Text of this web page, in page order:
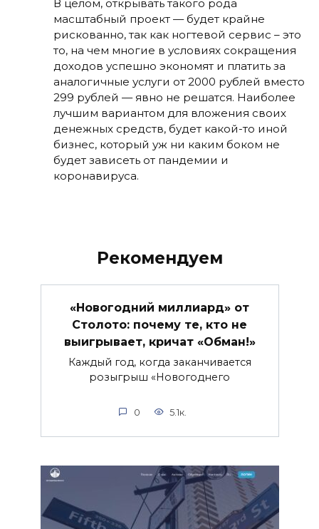
В целом, открывать такого рода
масштабный проект — будет крайне
рискованно, так как ногтевой сервис – это
то, на чем многие в условиях сокращения
доходов успешно экономят и платить за
аналогичные услуги от 2000 рублей вместо
299 рублей — явно не решатся. Наиболее
лучшим вариантом для вложения своих
денежных средств, будет какой-то иной
бизнес, который уж ни каким боком не
будет зависеть от пандемии и
коронавируса.
Рекомендуем
«Новогодний миллиард» от
Столото: почему те, кто не
выигрывает, кричат «Обман!»
Каждый год, когда заканчивается
розыгрыш «Новогоднего
0 5.1к.